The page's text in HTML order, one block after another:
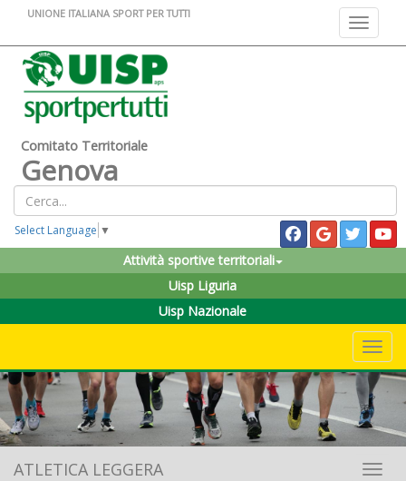
Toggle
UNIONE ITALIANA SPORT PER TUTTI
Comitato Territoriale
Genova
Select Language ▼
Attività sportive territoriali
Uisp Liguria
Uisp Nazionale
ATLETICA LEGGERA